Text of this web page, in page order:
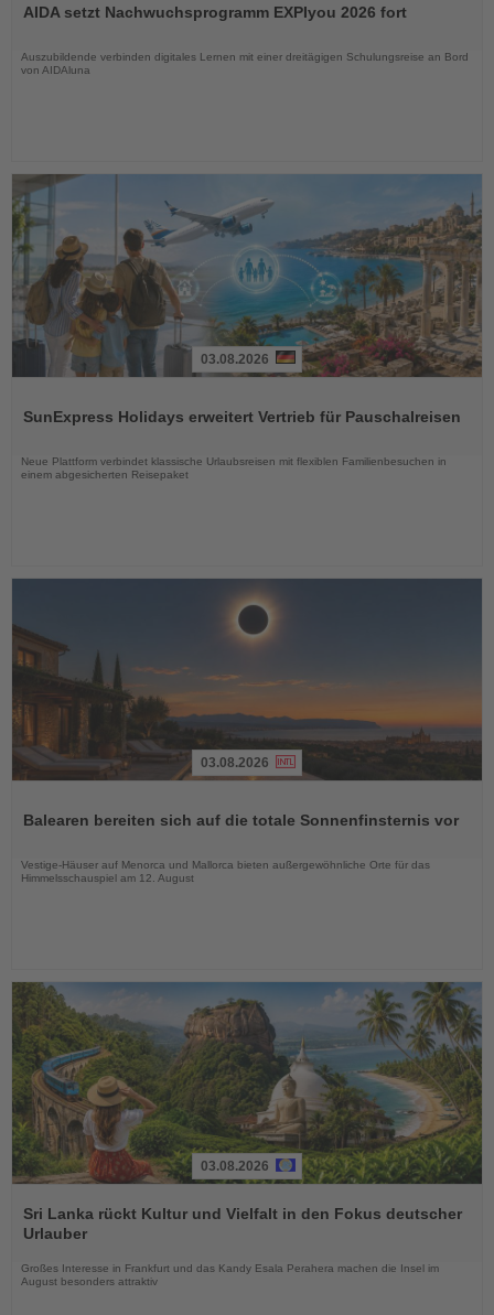
die
AIDA setzt Nachwuchsprogramm EXPIyou 2026 fort
Auszubildende verbinden digitales Lernen mit einer dreitägigen Schulungsreise an Bord
von AIDAluna
die
03.08.2026
SunExpress Holidays erweitert Vertrieb für Pauschalreisen
Neue Plattform verbindet klassische Urlaubsreisen mit flexiblen Familienbesuchen in
einem abgesicherten Reisepaket
die
03.08.2026
Balearen bereiten sich auf die totale Sonnenfinsternis vor
Vestige-Häuser auf Menorca und Mallorca bieten außergewöhnliche Orte für das
Himmelsschauspiel am 12. August
Sie
die
03.08.2026
Sri Lanka rückt Kultur und Vielfalt in den Fokus deutscher
Urlauber
Großes Interesse in Frankfurt und das Kandy Esala Perahera machen die Insel im
August besonders attraktiv